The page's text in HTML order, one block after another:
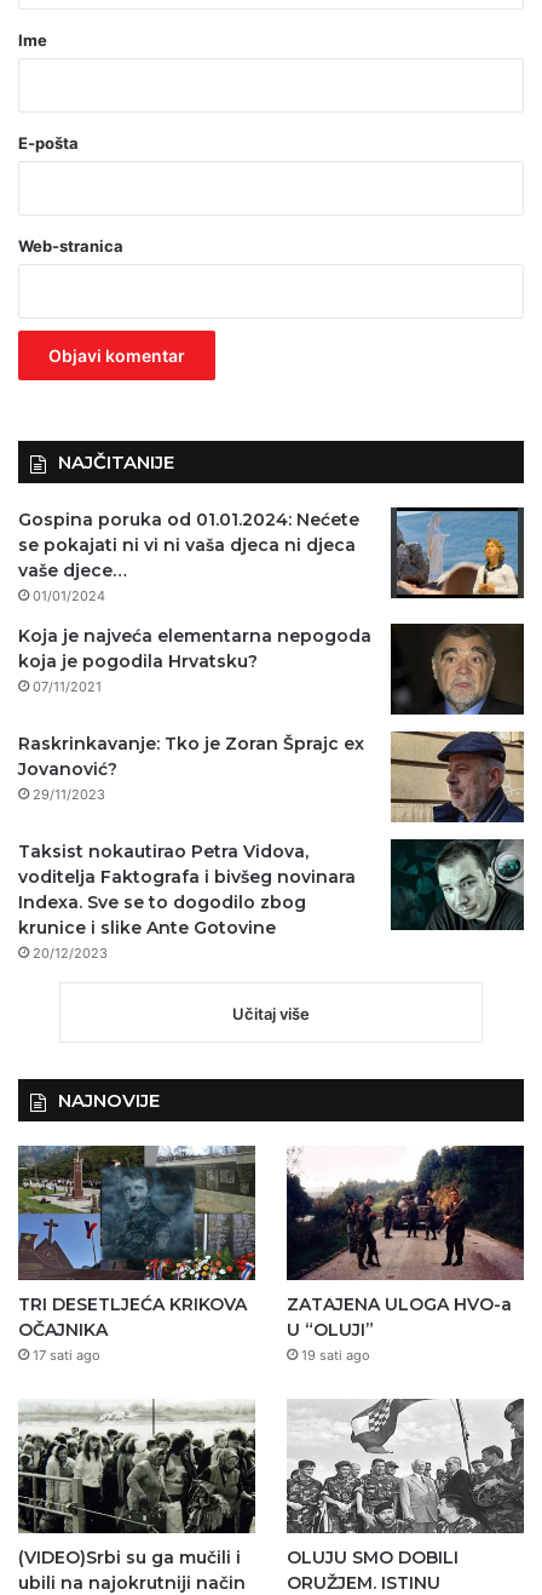
r
o
a
v
z
Ime
E-pošta
Web-stranica
NAJČITANIJE
Gospina poruka od 01.01.2024: Nećete
se pokajati ni vi ni vaša djeca ni djeca
vaše djece…
01/01/2024
Koja je najveća elementarna nepogoda
koja je pogodila Hrvatsku?
07/11/2021
Raskrinkavanje: Tko je Zoran Šprajc ex
Jovanović?
29/11/2023
Taksist nokautirao Petra Vidova,
voditelja Faktografa i bivšeg novinara
Indexa. Sve se to dogodilo zbog
krunice i slike Ante Gotovine
20/12/2023
Učitaj više
NAJNOVIJE
TRI DESETLJEĆA KRIKOVA
OČAJNIKA
17 sati ago
ZATAJENA ULOGA HVO-a
U “OLUJI”
19 sati ago
(VIDEO)Srbi su ga mučili i
ubili na najokrutniji način
OLUJU SMO DOBILI
ORUŽJEM. ISTINU